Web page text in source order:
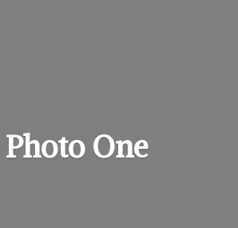
Photo One